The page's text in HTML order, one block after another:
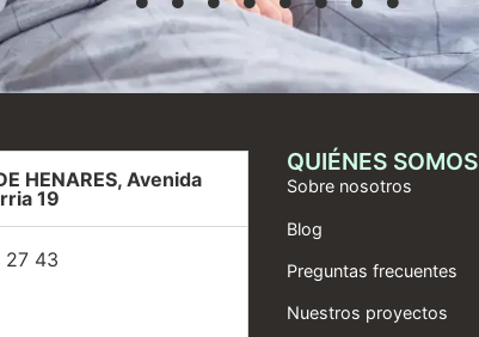
HENARES, Avenida
19
27 43
QUIÉNES SOMOS
Sobre nosotros
Blog
Preguntas frecuentes
Nuestros proyectos